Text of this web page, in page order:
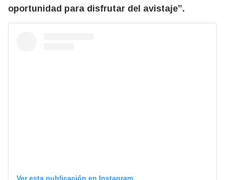
oportunidad para disfrutar del avistaje”.
Ver esta publicación en Instagram